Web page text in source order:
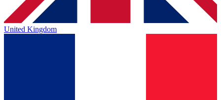
United Kingdom